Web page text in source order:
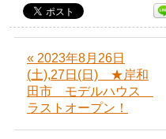
« 2023年8月26日
(土),27日(日) ★岸和
田市 モデルハウス
ラストオープン！